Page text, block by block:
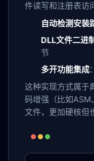
件读写和注册表访
自动检测安装
DLL文件二进
节
多开功能集成
这种实现方式属于
码增强（比如
文件，更加硬核但